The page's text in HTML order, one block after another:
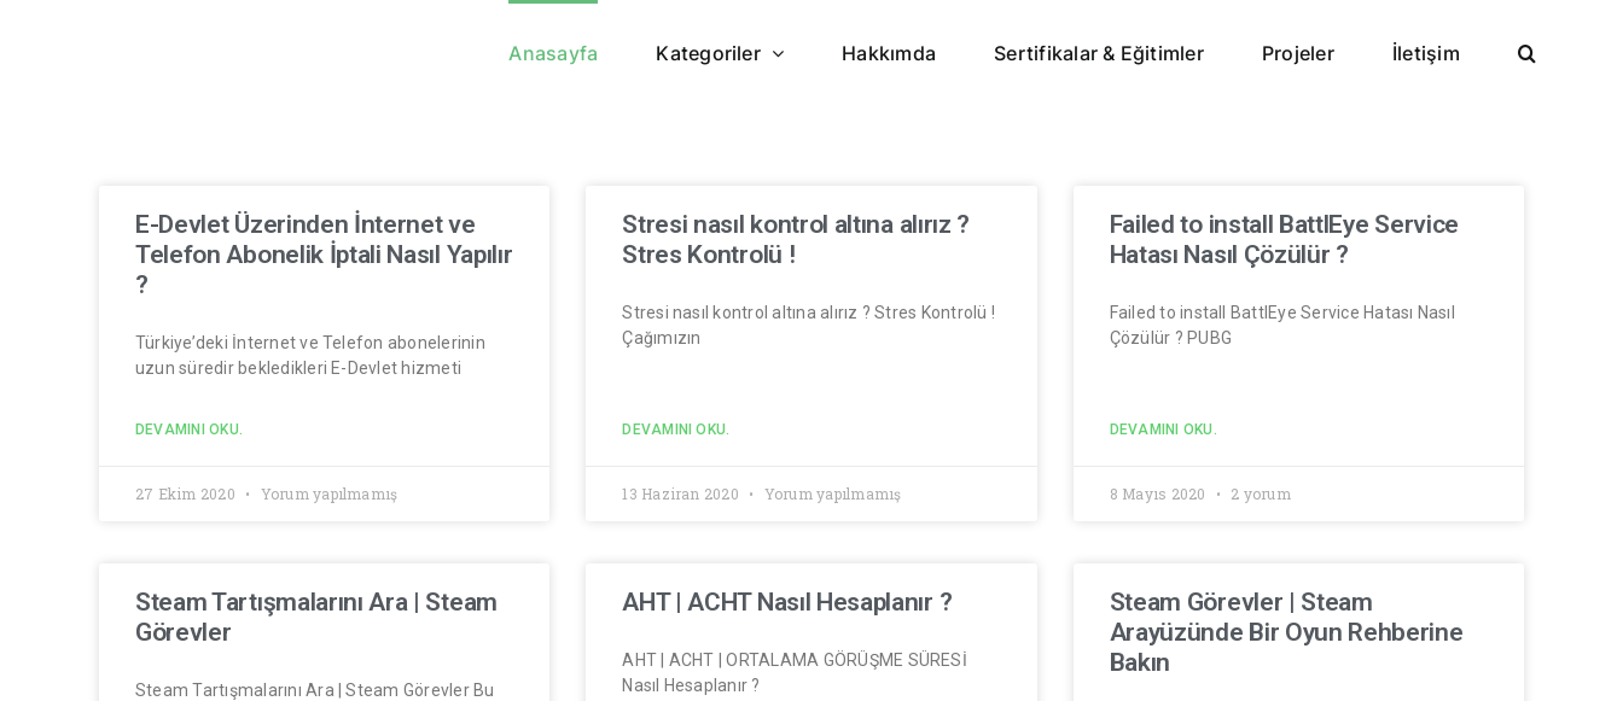
Anasayfa Kategoriler Hakkımda Sertifikalar & Eğitimler Projeler İletişim
E-Devlet Üzerinden İnternet ve
Telefon Abonelik İptali Nasıl Yapılır
?
Türkiye’deki İnternet ve Telefon abonelerinin
uzun süredir bekledikleri E-Devlet hizmeti
DEVAMINI OKU.
27 Ekim 2020 Yorum yapılmamış
Stresi nasıl kontrol altına alırız ?
Stres Kontrolü !
Stresi nasıl kontrol altına alırız ? Stres Kontrolü !
Çağımızın
DEVAMINI OKU.
13 Haziran 2020 Yorum yapılmamış
Failed to install BattlEye Service
Hatası Nasıl Çözülür ?
Failed to install BattlEye Service Hatası Nasıl
Çözülür ? PUBG
DEVAMINI OKU.
8 Mayıs 2020 2 yorum
Steam Tartışmalarını Ara | Steam
Görevler
Steam Tartışmalarını Ara | Steam Görevler Bu
AHT | ACHT Nasıl Hesaplanır ?
AHT | ACHT | ORTALAMA GÖRÜŞME SÜRESİ
Nasıl Hesaplanır ?
Steam Görevler | Steam
Arayüzünde Bir Oyun Rehberine
Bakın